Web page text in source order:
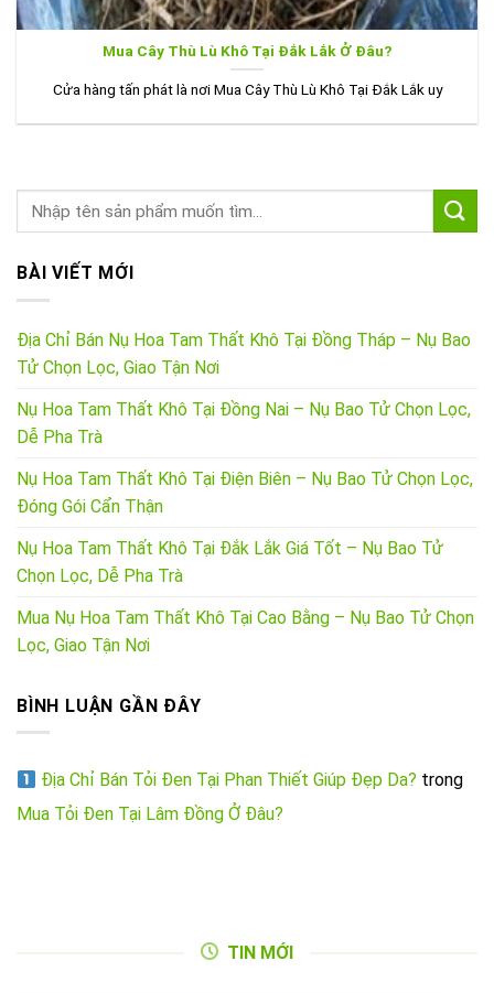
Mua Cây Thù Lù Khô Tại Đắk Lắk Ở Đâu?
Cửa hàng tấn phát là nơi Mua Cây Thù Lù Khô Tại Đắk Lắk uy
BÀI VIẾT MỚI
Địa Chỉ Bán Nụ Hoa Tam Thất Khô Tại Đồng Tháp – Nụ Bao
Tử Chọn Lọc, Giao Tận Nơi
Nụ Hoa Tam Thất Khô Tại Đồng Nai – Nụ Bao Tử Chọn Lọc,
Dễ Pha Trà
Nụ Hoa Tam Thất Khô Tại Điện Biên – Nụ Bao Tử Chọn Lọc,
Đóng Gói Cẩn Thận
Nụ Hoa Tam Thất Khô Tại Đắk Lắk Giá Tốt – Nụ Bao Tử
Chọn Lọc, Dễ Pha Trà
Mua Nụ Hoa Tam Thất Khô Tại Cao Bằng – Nụ Bao Tử Chọn
Lọc, Giao Tận Nơi
BÌNH LUẬN GẦN ĐÂY
Địa Chỉ Bán Tỏi Đen Tại Phan Thiết Giúp Đẹp Da? trong
Mua Tỏi Đen Tại Lâm Đồng Ở Đâu?
TIN MỚI